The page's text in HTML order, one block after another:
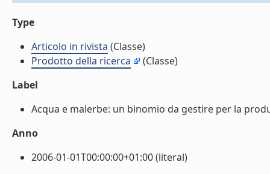
Type
Articolo in rivista (Classe)
Prodotto della ricerca
(Classe)
Label
Acqua e malerbe: un binomio da gestire per la
Anno
2006-01-01T00:00:00+01:00 (literal)